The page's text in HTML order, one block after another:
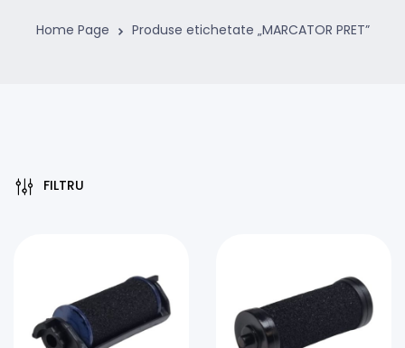
Home Page Produse etichetate „MARCATOR PRET”
FILTRU